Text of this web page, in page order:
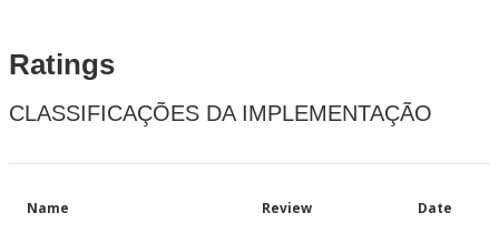
Ratings
CLASSIFICAÇÕES DA IMPLEMENTAÇÃO
Name Review Date